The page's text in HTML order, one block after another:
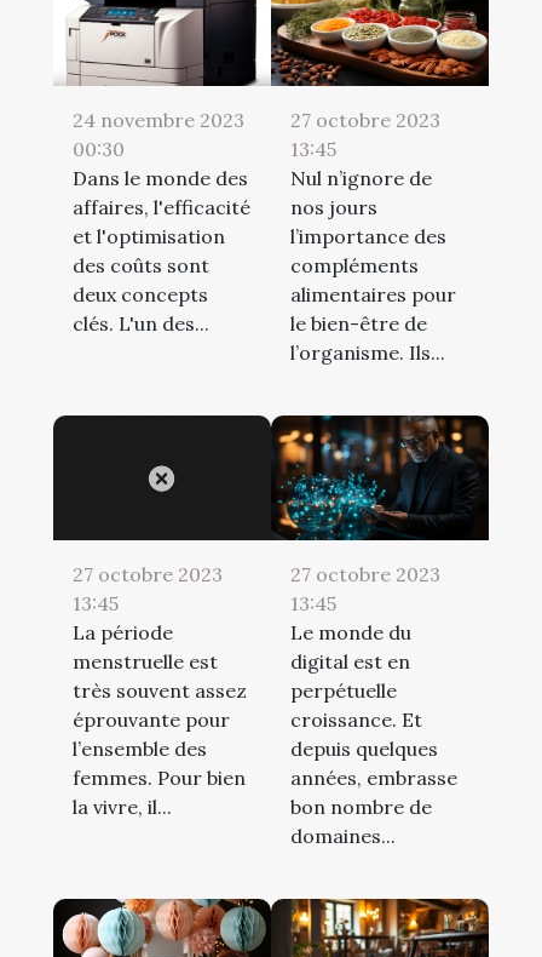
24 novembre 2023
00:30
Dans le monde des
affaires, l'efficacité
et l'optimisation
des coûts sont
deux concepts
clés. L'un des...
27 octobre 2023
13:45
Nul n’ignore de
nos jours
l’importance des
compléments
alimentaires pour
le bien-être de
l’organisme. Ils...
27 octobre 2023
13:45
La période
menstruelle est
très souvent assez
éprouvante pour
l’ensemble des
femmes. Pour bien
la vivre, il...
27 octobre 2023
13:45
Le monde du
digital est en
perpétuelle
croissance. Et
depuis quelques
années, embrasse
bon nombre de
domaines...